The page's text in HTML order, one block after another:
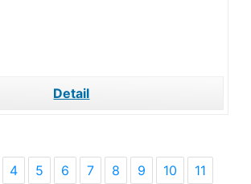
Detail
4 5 6 7 8 9 10
11